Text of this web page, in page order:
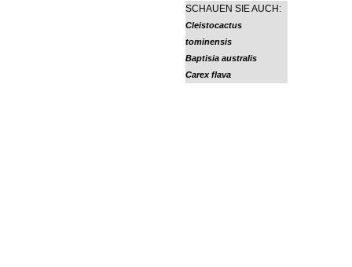
SCHAUEN SIE AUCH:
Cleistocactus
tominensis
Baptisia australis
Carex flava